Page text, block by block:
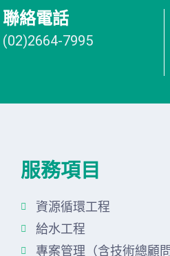
聯絡電話
(02)2664-7995
服務項目
資源循環工程
給水工程
專案管理（含技術總顧問